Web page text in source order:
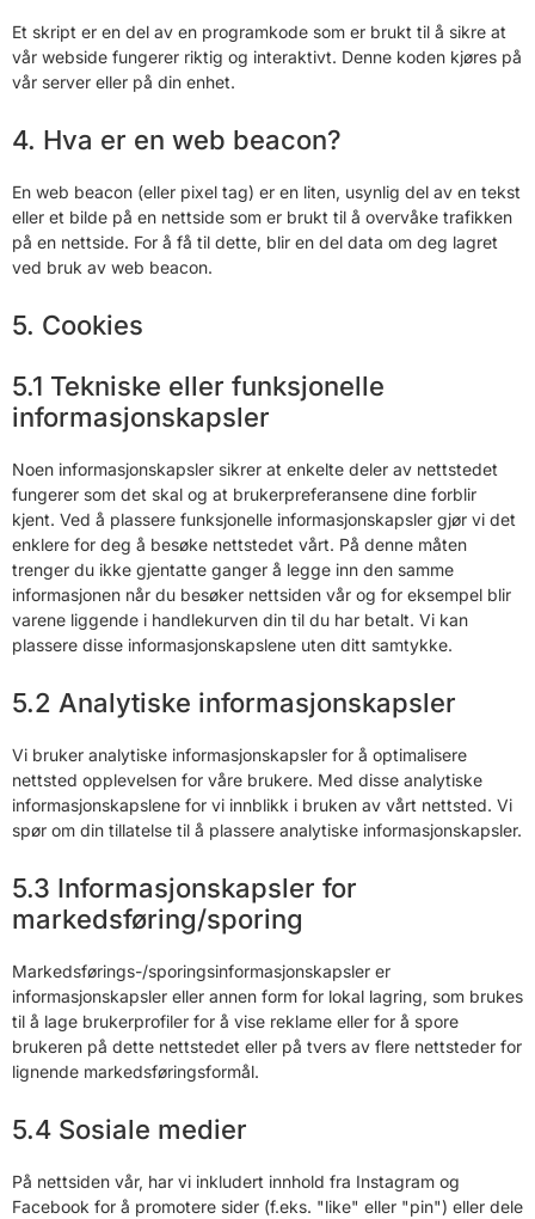
Et skript er en del av en programkode som er brukt til å sikre at
vår webside fungerer riktig og interaktivt. Denne koden kjøres på
vår server eller på din enhet.
4. Hva er en web beacon?
En web beacon (eller pixel tag) er en liten, usynlig del av en tekst
eller et bilde på en nettside som er brukt til å overvåke trafikken
på en nettside. For å få til dette, blir en del data om deg lagret
ved bruk av web beacon.
5. Cookies
5.1 Tekniske eller funksjonelle
informasjonskapsler
Noen informasjonskapsler sikrer at enkelte deler av nettstedet
fungerer som det skal og at brukerpreferansene dine forblir
kjent. Ved å plassere funksjonelle informasjonskapsler gjør vi det
enklere for deg å besøke nettstedet vårt. På denne måten
trenger du ikke gjentatte ganger å legge inn den samme
informasjonen når du besøker nettsiden vår og for eksempel blir
varene liggende i handlekurven din til du har betalt. Vi kan
plassere disse informasjonskapslene uten ditt samtykke.
5.2 Analytiske informasjonskapsler
Vi bruker analytiske informasjonskapsler for å optimalisere
nettsted opplevelsen for våre brukere. Med disse analytiske
informasjonskapslene for vi innblikk i bruken av vårt nettsted. Vi
spør om din tillatelse til å plassere analytiske informasjonskapsler.
5.3 Informasjonskapsler for
markedsføring/sporing
Markedsførings-/sporingsinformasjonskapsler er
informasjonskapsler eller annen form for lokal lagring, som brukes
til å lage brukerprofiler for å vise reklame eller for å spore
brukeren på dette nettstedet eller på tvers av flere nettsteder for
lignende markedsføringsformål.
5.4 Sosiale medier
På nettsiden vår, har vi inkludert innhold fra Instagram og
Facebook for å promotere sider (f.eks. "like" eller "pin") eller dele